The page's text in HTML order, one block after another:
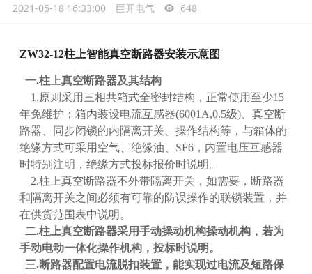
2021-05-18 16:33:00 巨开电气 648
ZW32-12柱上智能真空断路器安装示意图
一.柱上真空断路器及其结构
1.原则采用三相共箱式全密封结构，正常使用至少15
年免维护；箱内装设电流互感器(6001A,0.5级)、真空断
路器、同步闭锁的内隔离开关、操作结构等，与箱体的
绝缘方式可采用空气、绝缘油、SF6，内置电压互感器
时特别注明，绝缘方式投标报价时说明。
2.柱上真空断路器不外带隔离开关，如需要，断路器
和隔离开关之间必须有可靠的防误操作的联锁装置，并
在供货范围表中说明。
二.柱上真空断路器采用手动操动机构操动机构，若为
手动电动一体化操作机构，投标时说明。
三.断路器配置电流脱扣装置，能实现过电流及短路保